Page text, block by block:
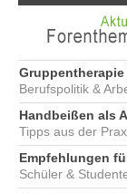
Berufspolitik &
Handbeißen als
Tipps aus der
Empfehlungen
Schüler &